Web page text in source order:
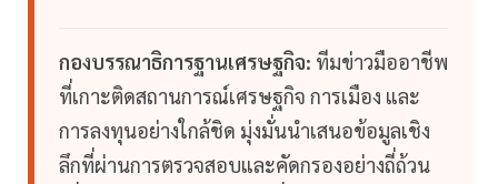
กองบรรณาธิการฐานเศรษฐกิจ: ทีมข่าวมืออาชีพ
ที่เกาะติดสถานการณ์เศรษฐกิจ การเมือง และ
การลงทุนอย่างใกล้ชิด มุ่งมั่นนำเสนอข้อมูลเชิง
ลึกที่ผ่านการตรวจสอบและคัดกรองอย่างถี่ถ้วน